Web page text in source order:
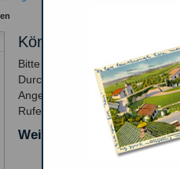
Königsketten
Bitte beachten Sie:
Durch die massiven
Angebot über Ketten und Taler
Rufen Sie uns an!
Weitere Unterkategorien: